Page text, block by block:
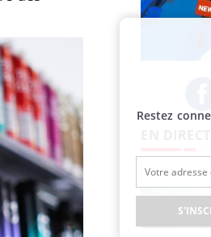
par un
barracuda, une petite fille
secourue grâce à un
essentiel
Restez